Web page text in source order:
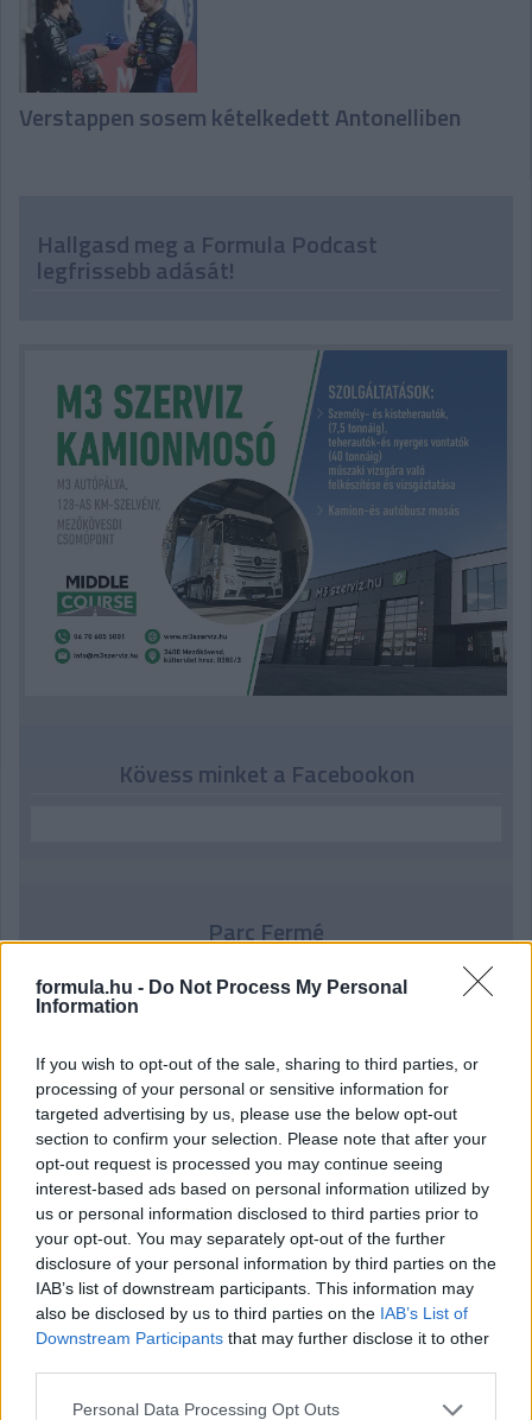
formula.hu - Do Not Process My Personal
Information
If you wish to opt-out of the sale, sharing to third parties, or
processing of your personal or sensitive information for
targeted advertising by us, please use the below opt-out
section to confirm your selection. Please note that after your
opt-out request is processed you may continue seeing
interest-based ads based on personal information utilized by
us or personal information disclosed to third parties prior to
your opt-out. You may separately opt-out of the further
disclosure of your personal information by third parties on the
IAB’s list of downstream participants. This information may
also be disclosed by us to third parties on the IAB’s List of
Downstream Participants that may further disclose it to other
Please note that this website/app uses one or more Google
Personal Data Processing Opt Outs
Verstappen sosem kételkedett Antonelliben
Hallgasd meg a Formula Podcast
legfrissebb adását!
Kövess minket a Facebookon
Parc Fermé
2 órája
Hamarosan leáll az idei F1-es fejlesztésekkel a Cadillac